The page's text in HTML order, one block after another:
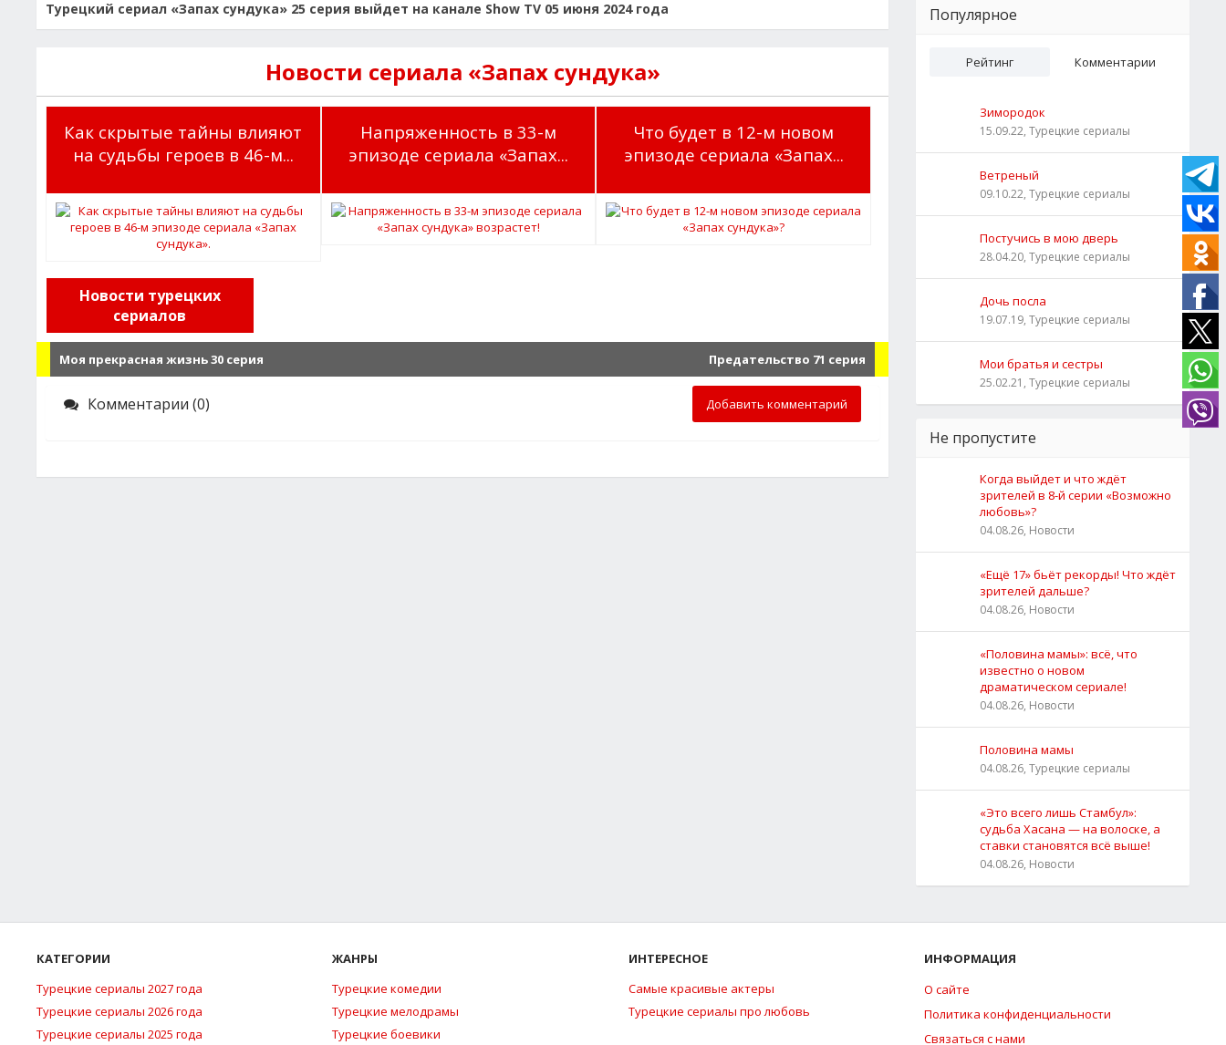
Турецкий сериал «Запах сундука» 25 серия выйдет на канале Show TV 05 июня 2024 года
Новости сериала «Запах сундука»
Как скрытые тайны влияют
на судьбы героев в 46-м...
Напряженность в 33-м
эпизоде сериала «Запах...
Что будет в 12-м новом
эпизоде сериала «Запах...
Новости турецких
сериалов
Моя прекрасная жизнь 30 серия Предательство 71 серия
Комментарии (0) Добавить комментарий
Популярное
Рейтинг Комментарии
Зимородок
15.09.22, Турецкие сериалы
Ветреный
09.10.22, Турецкие сериалы
Постучись в мою дверь
28.04.20, Турецкие сериалы
Дочь посла
19.07.19, Турецкие сериалы
Мои братья и сестры
25.02.21, Турецкие сериалы
Не пропустите
Когда выйдет и что ждёт
зрителей в 8-й серии «Возможно
любовь»?
04.08.26, Новости
«Ещё 17» бьёт рекорды! Что ждёт
зрителей дальше?
04.08.26, Новости
«Половина мамы»: всё, что
известно о новом
драматическом сериале!
04.08.26, Новости
Половина мамы
04.08.26, Турецкие сериалы
«Это всего лишь Стамбул»:
судьба Хасана — на волоске, а
ставки становятся всё выше!
04.08.26, Новости
КАТЕГОРИИ
Турецкие сериалы 2027 года
Турецкие сериалы 2026 года
Турецкие сериалы 2025 года
ЖАНРЫ
Турецкие комедии
Турецкие мелодрамы
Турецкие боевики
ИНТЕРЕСНОЕ
Самые красивые актеры
Турецкие сериалы про любовь
ИНФОРМАЦИЯ
О сайте
Политика конфиденциальности
Связаться с нами